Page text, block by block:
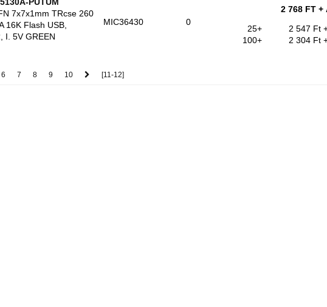
7x7x1mm TRcse 260
16K Flash USB,
I. 5V GREEN
MIC36430 0
2 768 FT +
25+
2 547 Ft
100+
2 304 Ft
6 7 8 9 10 [11-12]